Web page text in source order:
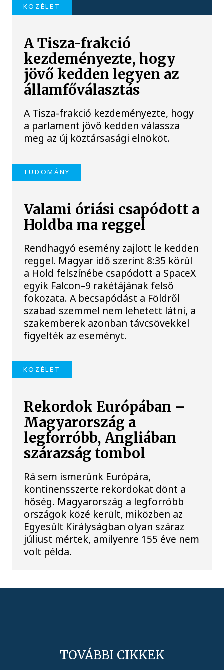
KÖZÉLET
A Tisza-frakció
kezdeményezte, hogy
jövő kedden legyen az
államfőválasztás
A Tisza-frakció kezdeményezte, hogy
a parlament jövő kedden válassza
meg az új köztársasági elnököt.
TUDOMÁNY
Valami óriási csapódott a
Holdba ma reggel
Rendhagyó esemény zajlott le kedden
reggel. Magyar idő szerint 8:35 körül
a Hold felszínébe csapódott a SpaceX
egyik Falcon–9 rakétájának felső
fokozata. A becsapódást a Földről
szabad szemmel nem lehetett látni, a
szakemberek azonban távcsövekkel
figyelték az eseményt.
KÖZÉLET
Rekordok Európában –
Magyarország a
legforróbb, Angliában
szárazság tombol
Rá sem ismerünk Európára,
kontinensszerte rekordokat dönt a
hőség. Magyarország a legforróbb
országok közé került, miközben az
Egyesült Királyságban olyan száraz
júliust mértek, amilyenre 155 éve nem
volt példa.
TOVÁBBI CIKKEK